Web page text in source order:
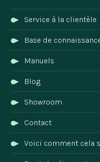
Service à la clientèle
Base de
Manuels
Blog
Showroom
Contact
Voici comment cela